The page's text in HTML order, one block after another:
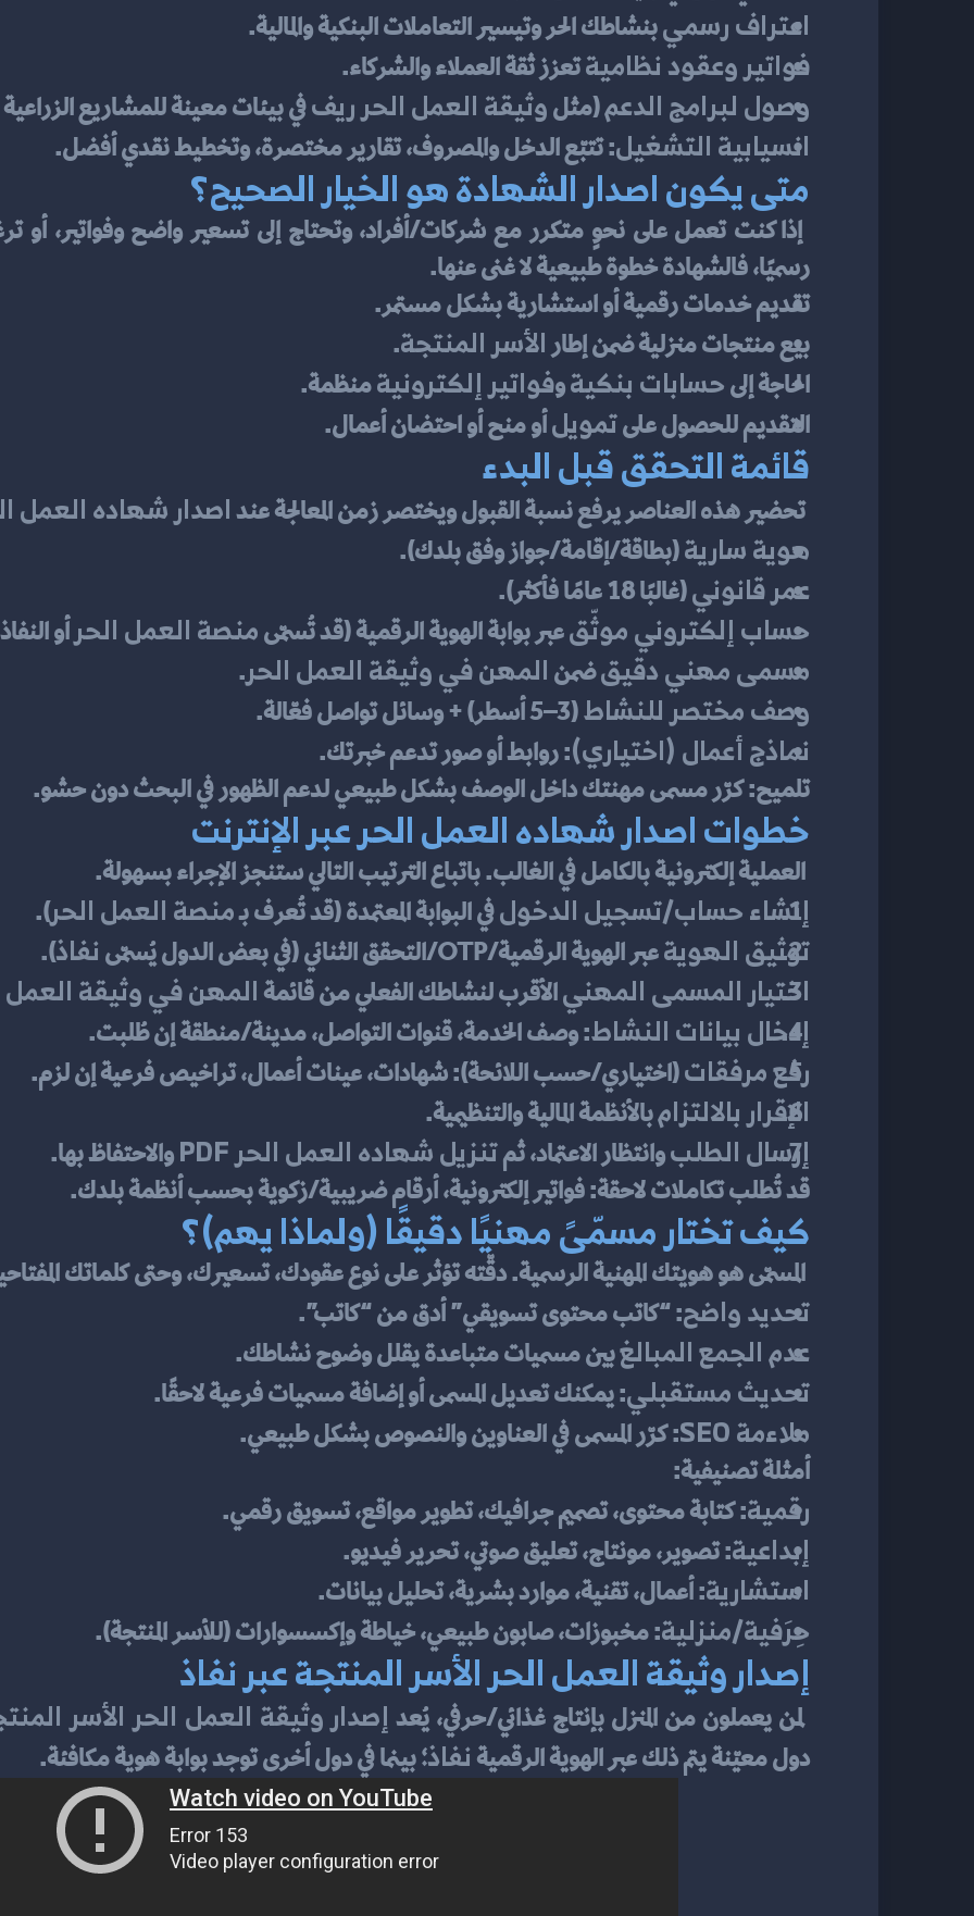
اعتراف رسمي بنشاطك الحر وتيسير التعاملات البنكية والمالية.
فواتير وعقود نظامية تعزز ثقة العملاء والشركاء.
وصول لبرامج الدعم (مثل وثيقة العمل الحر ريف في بيئات معينة للمشاريع الزراعية
انسيابية التشغيل: تتبّع الدخل والمصروف، تقارير مختصرة، وتخطيط نقدي أفضل.
متى يكون اصدار الشهادة هو الخيار الصحيح؟
رسميًا، فالشهادة خطوة طبيعية لا غنى عنها.
تقديم خدمات رقمية أو استشارية بشكل مستمر.
بيع منتجات منزلية ضمن إطار الأسر المنتجة.
الحاجة إلى حسابات بنكية وفواتير إلكترونية منظمة.
التقديم للحصول على تمويل أو منح أو احتضان أعمال.
قائمة التحقق قبل البدء
تحضير هذه العناصر يرفع نسبة القبول ويختصر زمن المعالجة عند اصدار شهاده العمل
هوية سارية (بطاقة/إقامة/جواز وفق بلدك).
عمر قانوني (غالبًا 18 عامًا فأكثر).
حساب إلكتروني موثّق عبر بوابة الهوية الرقمية (قد تُسمّى منصة العمل الحر أو
مسمى مهني دقيق ضمن المهن في وثيقة العمل الحر.
وصف مختصر للنشاط (3–5 أسطر) + وسائل تواصل فعّالة.
نماذج أعمال (اختياري): روابط أو صور تدعم خبرتك.
تلميح: كرّر مسمى مهنتك داخل الوصف بشكل طبيعي لدعم الظهور في البحث دون حشو.
خطوات اصدار شهاده العمل الحر عبر الإنترنت
إنشاء حساب/تسجيل الدخول في البوابة المعتمدة (قد تُعرف بـ منصة العمل الحر).
توثيق الهوية عبر الهوية الرقمية/OTP/التحقق الثنائي (في بعض الدول يُسمّى نفاذ).
اختيار المسمى المهني الأقرب لنشاطك الفعلي من قائمة المهن في وثيقة العمل
إدخال بيانات النشاط: وصف الخدمة، قنوات التواصل، مدينة/منطقة إن طُلبت.
رفع مرفقات (اختياري/حسب اللائحة): شهادات، عينات أعمال، تراخيص فرعية إن لزم.
الإقرار بالالتزام بالأنظمة المالية والتنظيمية.
إرسال الطلب وانتظار الاعتماد، ثم تنزيل شهاده العمل الحر PDF والاحتفاظ بها.
قد تُطلب تكاملات لاحقة: فواتير إلكترونية، أرقام ضريبية/زكوية بحسب أنظمة بلدك.
كيف تختار مسمّىً مهنيًا دقيقًا (ولماذا يهم)؟
تحديد واضح: “كاتب محتوى تسويقي” أدق من “كاتب”.
عدم الجمع المبالغ بين مسميات متباعدة يقلل وضوح نشاطك.
تحديث مستقبلي: يمكنك تعديل المسمى أو إضافة مسميات فرعية لاحقًا.
ملاءمة SEO : كرّر المسمى في العناوين والنصوص بشكل طبيعي.
أمثلة تصنيفية:
رقمية: كتابة محتوى، تصميم جرافيك، تطوير مواقع، تسويق رقمي.
إبداعية: تصوير، مونتاج، تعليق صوتي، تحرير فيديو.
استشارية: أعمال، تقنية، موارد بشرية، تحليل بيانات.
حِرَفية/منزلية: مخبوزات، صابون طبيعي، خياطة وإكسسوارات (للأسر المنتجة).
إصدار وثيقة العمل الحر الأسر المنتجة عبر نفاذ
لمن يعملون من المنزل بإنتاج غذائي/حرفي، يُعد إصدار وثيقة العمل الحر الأسر
دول معيّنة يتم ذلك عبر الهوية الرقمية نفاذ؛ بينما في دول أخرى توجد بوابة هوية مكافئة.